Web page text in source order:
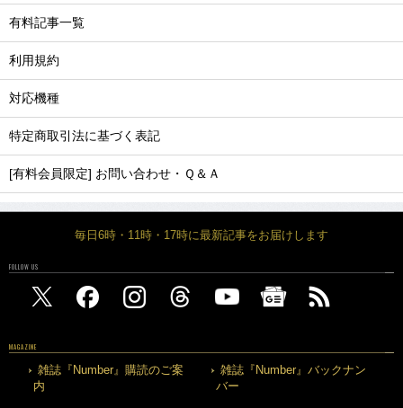
有料記事一覧
利用規約
対応機種
特定商取引法に基づく表記
[有料会員限定] お問い合わせ・Ｑ＆Ａ
毎日6時・11時・17時に最新記事をお届けします
FOLLOW US
MAGAZINE
雑誌『Number』購読のご案
内
雑誌『Number』バックナン
バー